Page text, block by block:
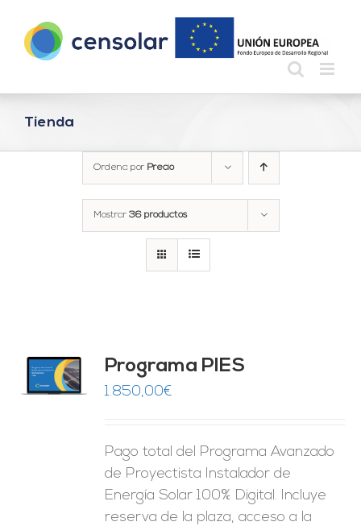
contenido
Tienda
Ordena por Precio
Mostrar 36 productos
Programa PIES
1.850,00€
Pago total del Programa Avanzado
de Proyectista Instalador de
Energía Solar 100% Digital. Incluye
reserva de la plaza, acceso a la